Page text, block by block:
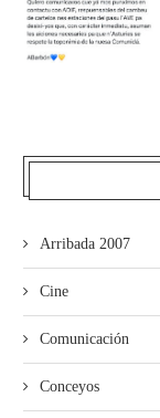
Arribada 2007
Cine
Comunicación
Conceyos